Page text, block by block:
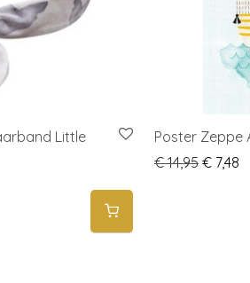
Little
was: € 14,95.
Poster Zeppe
€14,95 € 7,48